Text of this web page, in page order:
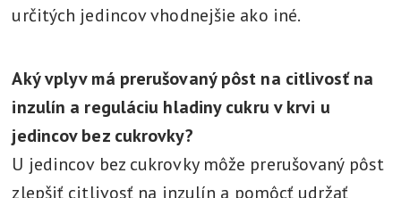
určitých jedincov vhodnejšie ako iné.
Aký vplyv má prerušovaný pôst na citlivosť na
inzulín a reguláciu hladiny cukru v krvi u
jedincov bez cukrovky?
U jedincov bez cukrovky môže prerušovaný pôst
zlepšiť citlivosť na inzulín a pomôcť udržať